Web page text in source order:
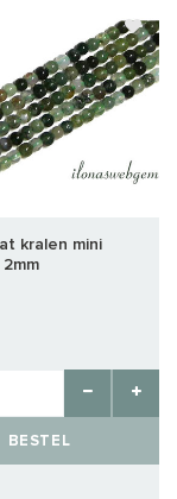
kralen mini
BESTEL